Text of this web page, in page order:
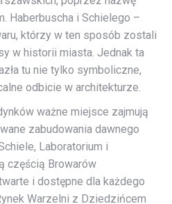
Haberbuscha i Schielego –
którzy w ten sposób zostali
w historii miasta. Jednak ta
tu nie tylko symboliczne,
odbicie w architekturze.
ważne miejsce zajmują
zabudowania dawnego
Laboratorium i
częścią Browarów
i dostępne dla każdego
Warzelni z Dziedzińcem